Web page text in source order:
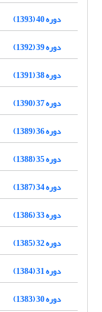
دوره 40 (1393)
دوره 39 (1392)
دوره 38 (1391)
دوره 37 (1390)
دوره 36 (1389)
دوره 35 (1388)
دوره 34 (1387)
دوره 33 (1386)
دوره 32 (1385)
دوره 31 (1384)
دوره 30 (1383)